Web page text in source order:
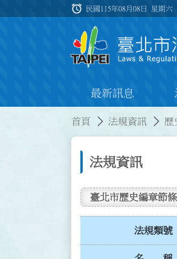
:::
alarm 民國115年08月08日 星期六
最新訊息
首頁 法規資訊 歷
法規資訊
臺北市歷史編章節
法規類號